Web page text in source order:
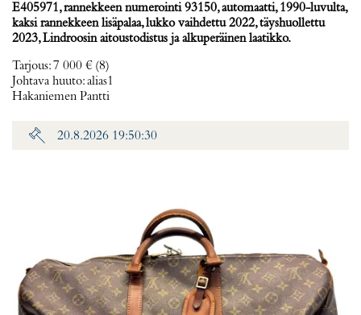
E405971, rannekkeen numerointi 93150, automaatti, 1990-luvulta,
kaksi rannekkeen lisäpalaa, lukko vaihdettu 2022, täyshuollettu
2023, Lindroosin aitoustodistus ja alkuperäinen laatikko.
Tarjous:7 000 € (8)
Johtava huuto:alias1
Hakaniemen Pantti
20.8.2026 19:50:30